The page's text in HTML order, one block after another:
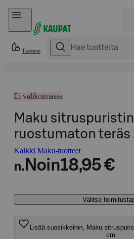
Hyppää sisältöön
Tuotteet
Ei valikoimassa
Maku sitruspuristin
ruostumaton teräs
Kaikki Maku-tuotteet
n. Noin18,95 €
Valitse
Lisää suosikkeihin, Maku
cm